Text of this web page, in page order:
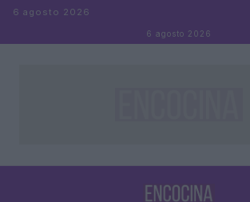
Saltar al contenido
6 agosto 2026
6 agosto 2026